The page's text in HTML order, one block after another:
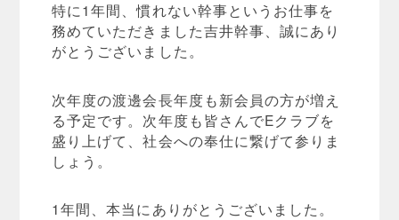
特に1年間、慣れない幹事というお仕事を
務めていただきました吉井幹事、誠にあり
がとうございました。
次年度の渡邊会長年度も新会員の方が増え
る予定です。次年度も皆さんでEクラブを
盛り上げて、社会への奉仕に繋げて参りま
しょう。
1年間、本当にありがとうございました。